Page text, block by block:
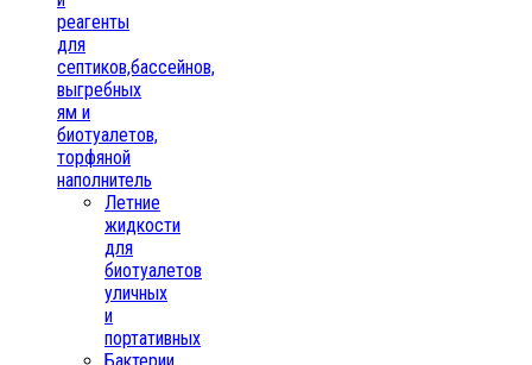
реагенты
для
септиков,бассейнов,
выгребных
ям и
биотуалетов,
торфяной
наполнитель
Летние
жидкости
для
биотуалетов
уличных
и
портативных